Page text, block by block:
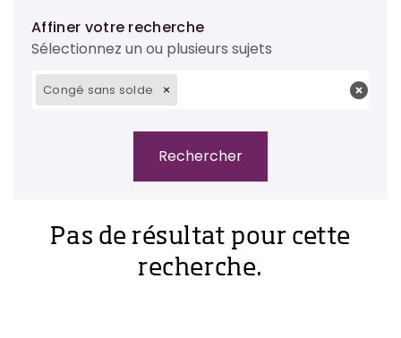
Affiner votre recherche
Sélectionnez un ou plusieurs sujets
Congé sans solde
Pas de résultat pour cette
recherche.